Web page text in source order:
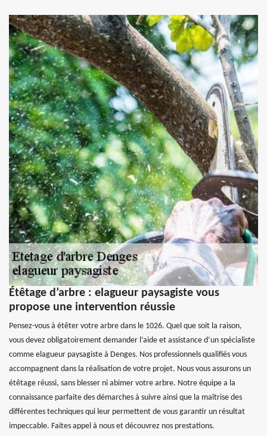
Étêtage d’arbre : elagueur paysagiste vous
propose une intervention réussie
Pensez-vous à étêter votre arbre dans le 1026. Quel que soit la raison,
vous devez obligatoirement demander l’aide et assistance d’un spécialiste
comme elagueur paysagiste à Denges. Nos professionnels qualifiés vous
accompagnent dans la réalisation de votre projet. Nous vous assurons un
étêtage réussi, sans blesser ni abimer votre arbre. Notre équipe a la
connaissance parfaite des démarches à suivre ainsi que la maîtrise des
différentes techniques qui leur permettent de vous garantir un résultat
impeccable. Faites appel à nous et découvrez nos prestations.